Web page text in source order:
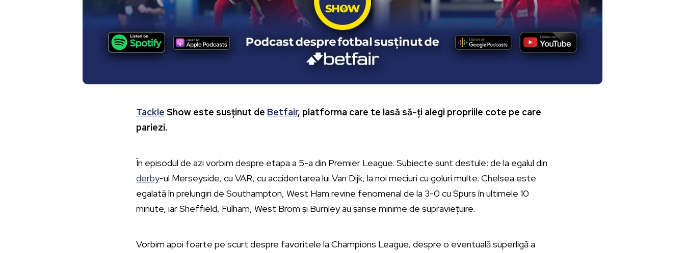
Tackle Show este susținut de Betfair, platforma care te lasă să-ți alegi propriile cote pe care
pariezi.
În episodul de azi vorbim despre etapa a 5-a din Premier League. Subiecte sunt destule: de la egalul din
derby-ul Merseyside, cu VAR, cu accidentarea lui Van Dijk, la noi meciuri cu goluri multe. Chelsea este
egalată în prelungiri de Southampton, West Ham revine fenomenal de la 3-0 cu Spurs în ultimele 10
minute, iar Sheffield, Fulham, West Brom și Burnley au șanse minime de supraviețuire.
Vorbim apoi foarte pe scurt despre favoritele la Champions League, despre o eventuală superligă a